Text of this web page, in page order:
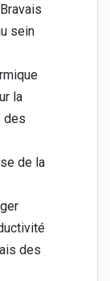
sein
la
des
de la
des